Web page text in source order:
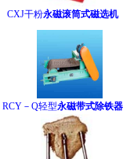
CXJ干粉永磁滚筒式磁选机
RCY－Q轻型永磁带式除铁器